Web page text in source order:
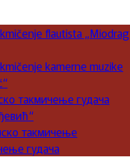
flautista „Miodrag
kamerne muzike
такмичење гудача
такмичење
гудача